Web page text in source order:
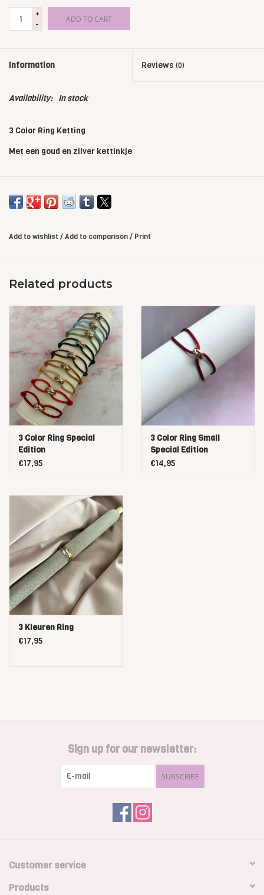
+
-
ADD TO CART
Information Reviews (0)
Availability: In stock
3 Color Ring Ketting
Met een goud en zilver kettinkje
Add to wishlist /Add to comparison/ Print
Related products
3 Color Ring Special
Edition
€17,95
3 Color Ring Small
Special Edition
€14,95
3 Kleuren Ring
€17,95
Sign up for our newsletter:
SUBSCRIBE
Customer service
Products